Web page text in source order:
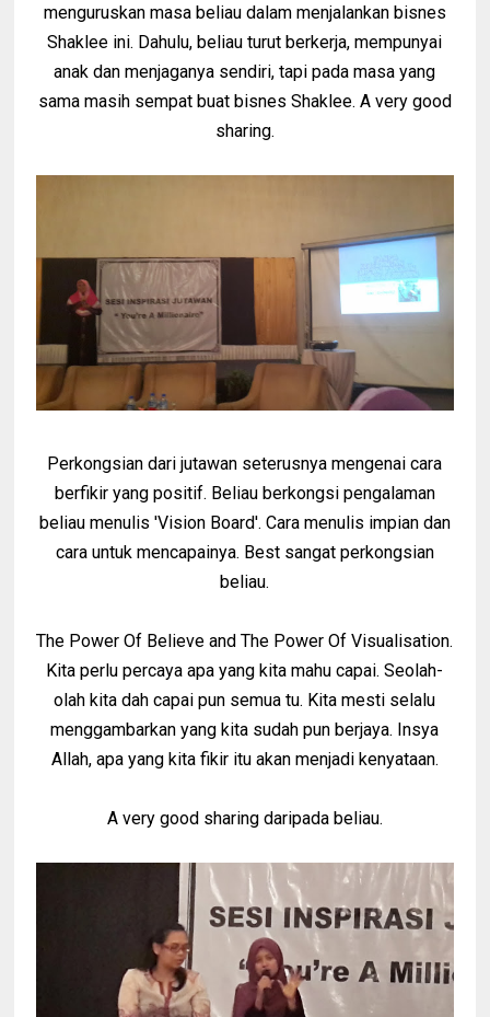
menguruskan masa beliau dalam menjalankan bisnes
Shaklee ini. Dahulu, beliau turut berkerja, mempunyai
anak dan menjaganya sendiri, tapi pada masa yang
sama masih sempat buat bisnes Shaklee. A very good
sharing.
Perkongsian dari jutawan seterusnya mengenai cara
berfikir yang positif. Beliau berkongsi pengalaman
beliau menulis 'Vision Board'. Cara menulis impian dan
cara untuk mencapainya. Best sangat perkongsian
beliau.
The Power Of Believe and The Power Of Visualisation.
Kita perlu percaya apa yang kita mahu capai. Seolah-
olah kita dah capai pun semua tu. Kita mesti selalu
menggambarkan yang kita sudah pun berjaya. Insya
Allah, apa yang kita fikir itu akan menjadi kenyataan.
A very good sharing daripada beliau.